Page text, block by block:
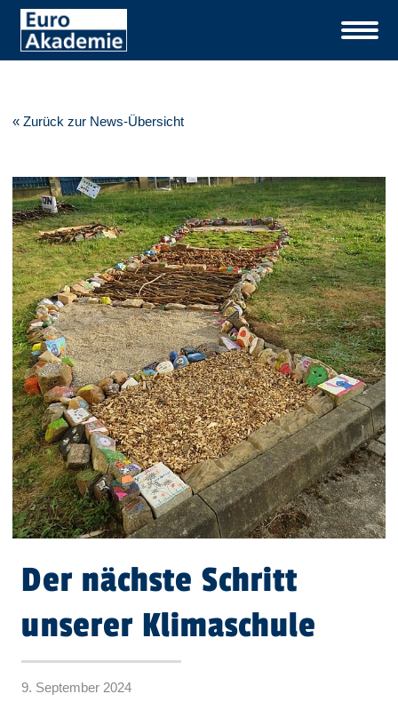
« Zurück zur News-Übersicht
Der nächste Schritt
unserer Klimaschule
9. September 2024